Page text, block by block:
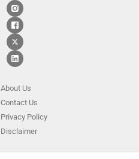
About Us
ContactUs
Privacy Policy
Disclaimer